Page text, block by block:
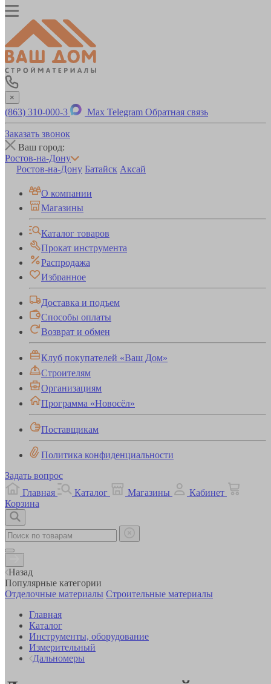
×
(863) 310-000-3 Max Telegram Обратная связь
Заказать звонок
Ваш город:
Ростов-на-Дону
Ростов-на-Дону Батайск Аксай
О компании
Магазины
Каталог товаров
Прокат инструмента
Распродажа
Избранное
Доставка и подъем
Способы оплаты
Возврат и обмен
Клуб покупателей «Ваш Дом»
Строителям
Организациям
Программа «Новосёл»
Поставщикам
Политика конфиденциальности
Задать вопрос
Главная
Каталог Магазины
Кабинет
Корзина
Назад
Популярные категории
Отделочные материалы Строительные материалы
Главная
Каталог
Инструменты, оборудование
Измерительный
Дальномеры